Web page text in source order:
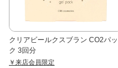
クリアビールクスブラン CO2パッ
ク 3回分
￥来店会員限定